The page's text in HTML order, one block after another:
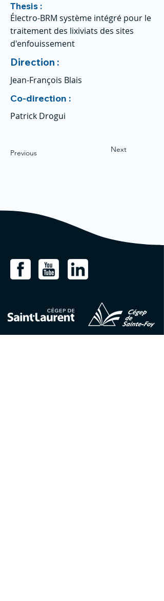
Thesis :
Électro-BRM système intégré pour le
traitement des lixiviats des sites
d'enfouissement
Direction :
Jean-François Blais
Co-direction :
Patrick Drogui
Previous Next